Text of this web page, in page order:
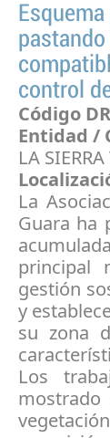
control
Código
Entidad /
LA
La
Guara ha
principal
gestión
y
su zona
Los